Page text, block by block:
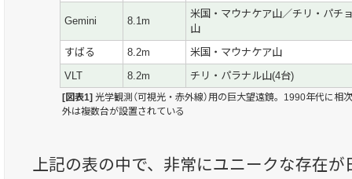
Gemini 8.1m
米国・マウナケア山／チリ・パチ
山
すばる
8.2m
米国・マウナケア山
VLT
8.2m チリ・パラナル山(4台)
[図表1] 光学観測（可視光・赤外線）用の巨大望遠鏡。1990年代に相
外は複数台が設置されている
上記の表の中で、非常にユニークな存在が